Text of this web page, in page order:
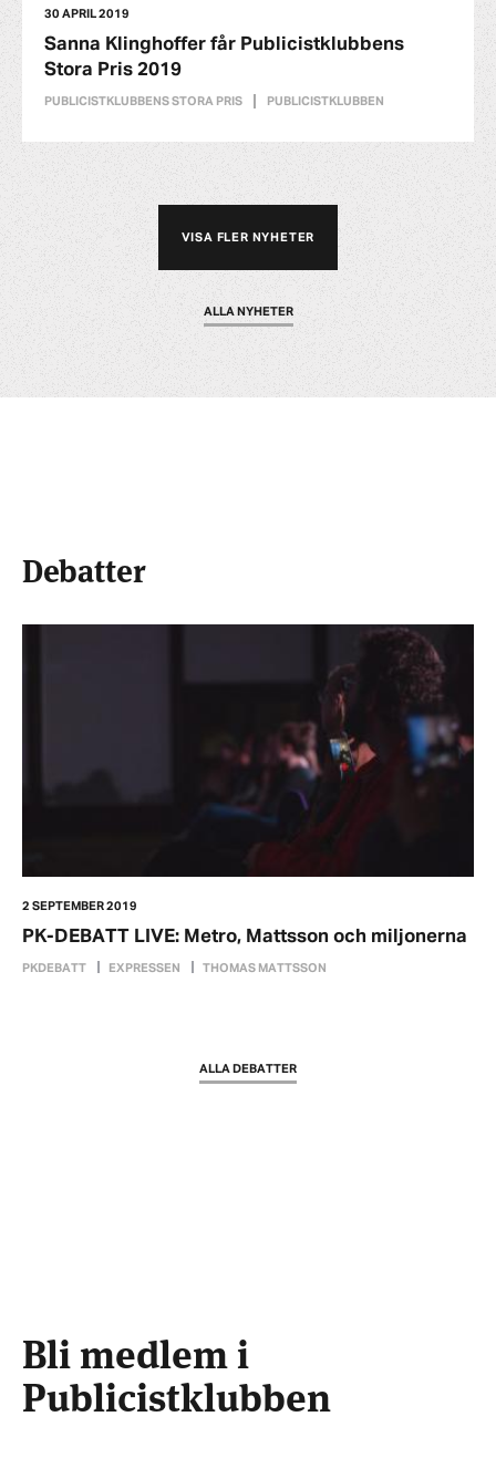
30 APRIL 2019
Sanna Klinghoffer får Publicistklubbens
Stora Pris 2019
PUBLICISTKLUBBENS STORA PRIS PUBLICISTKLUBBEN
VISA FLER NYHETER
ALLA NYHETER
Debatter
2 SEPTEMBER 2019
PK-DEBATT LIVE: Metro, Mattsson och miljonerna
PKDEBATT EXPRESSEN THOMAS MATTSSON
ALLA DEBATTER
Bli medlem i
Publicistklubben